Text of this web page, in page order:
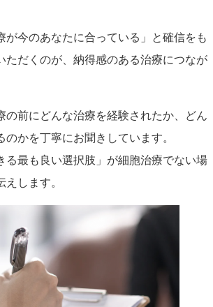
が今のあなたに合っている」と確信をも
ただくのが、納得感のある治療につなが
の前にどんな治療を経験されたか、どん
のかを丁寧にお聞きしています。
る最も良い選択肢」が細胞治療でない場
します。